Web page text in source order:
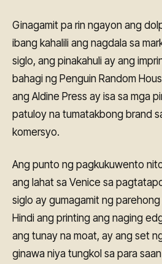
Ginagamit pa rin ngayon ang
ibang kahalili ang nagdala sa
siglo, ang pinakahuli ay ang
bahagi ng Penguin Random
ang Aldine Press ay isa sa mga
patuloy na tumatakbong brand
komersyo.
Ang punto ng pagkukuwento
ang lahat sa Venice sa
siglo ay gumagamit ng
Hindi ang printing ang naging
ang tunay na moat, ay ang set
ginawa niya tungkol sa para